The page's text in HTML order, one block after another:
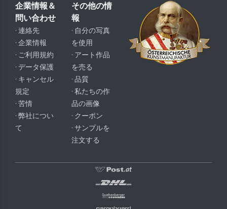
企業情報＆
問い合わせ
· 連絡先
· 企業情報
· ご利用規約
· データ保護
· キャンセル
規定
· 苦情
· 弊社につい
て
その他の情
報
· 自分の写真
を使用
· アート作品
を売る
· 品質
· 私たちの作
品の画像
· クーポン
· サンプルを
注文する